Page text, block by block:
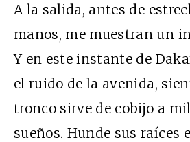
A la salida, antes de
manos, me muestran un
Y en este instante de
el ruido de la avenida,
tronco sirve de cobijo a
sueños. Hunde sus raíces